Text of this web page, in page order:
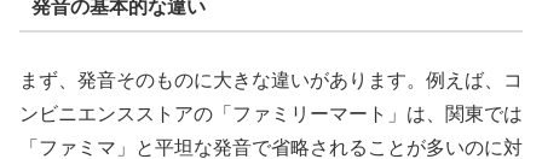
発音の基本的な違い
まず、発音そのものに大きな違いがあります。例えば、コ
ンビニエンスストアの「ファミリーマート」は、関東では
「ファミマ」と平坦な発音で省略されることが多いのに対